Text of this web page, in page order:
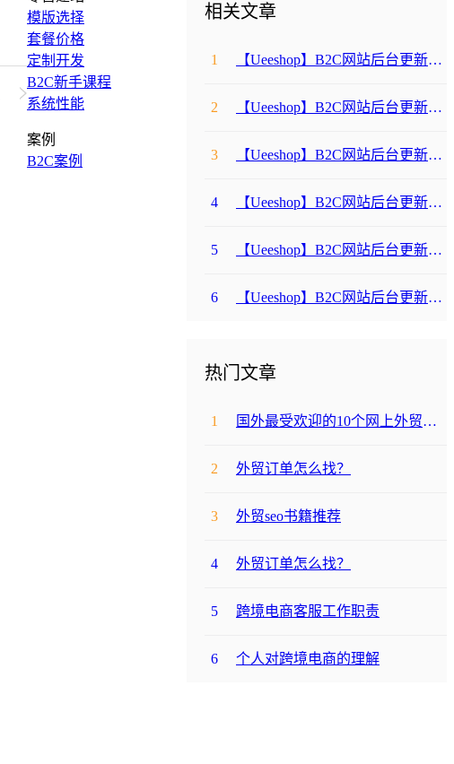
相关文章
1 【Ueeshop】B2C网站后台更新公告
2 【Ueeshop】B2C网站后台更新公告
3 【Ueeshop】B2C网站后台更新公告
4 【Ueeshop】B2C网站后台更新公告
5 【Ueeshop】B2C网站后台更新公告
6 【Ueeshop】B2C网站后台更新公告
热门文章
1 国外最受欢迎的10个网上外贸购物网站
2 外贸订单怎么找？
3 外贸seo书籍推荐
4 外贸订单怎么找？
5 跨境电商客服工作职责
6 个人对跨境电商的理解
模版选择
套餐价格
定制开发
B2C新手课程
系统性能
案例
B2C案例